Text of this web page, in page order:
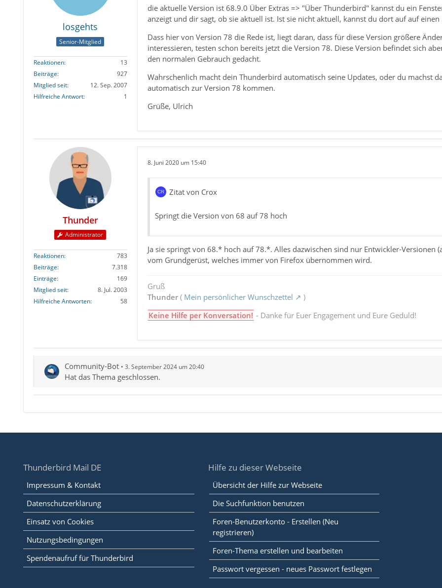
losgehts
Senior-Mitglied
Reaktionen
13
Beiträge
927
Mitglied seit
12. Sep. 2007
Hilfreiche Antwort
1
die aktuelle Version ist 68.9.0 Über Extras => "Über Thunderbird" kannst du ein
anzeigt und dir sagt, ob sie aktuell ist. Ist sie nicht aktuell, kannst du dort auf auf
Dass hier von Version 78 die Rede ist, liegt daran, dass für diese Version größere
interessieren, testen schon bereits jetzt die Version 78. Diese Version befindet sich
den normalen Gebrauch gedacht.
Wahrschenlich macht dein Thunderbird automatisch seine Updates, oder du machst
automatisch zur Version 78 kommen.
Grüße, Ulrich
Thunder
Administrator
Reaktionen
783
Beiträge
7.318
Einträge
169
Mitglied seit
8. Jul. 2003
Hilfreiche Antworten
58
8. Juni 2020 um 15:40
Zitat von Crox
Springt die Version von 68 auf 78 hoch
Ja sie springt von 68.* hoch auf 78.*. Alles dazwischen sind nur Entwickler-Versionen
vom Grundgerüst, welches immer von Firefox übernommen wird.
Gruß
Thunder( Mein persönlicher Wunschzettel
)
Keine Hilfe per Konversation! - Danke für Euer Engagement und Eure Geduld!
Community-Bot 3. September 2024 um 20:40
Hat das Thema geschlossen.
Thunderbird Mail DE
Impressum & Kontakt
Datenschutzerklärung
Einsatz von Cookies
Nutzungsbedingungen
Spendenaufruf für Thunderbird
Hilfe zu dieser Webseite
Übersicht der Hilfe zur Webseite
Die Suchfunktion benutzen
Foren-Benutzerkonto - Erstellen (Neu
registrieren)
Foren-Thema erstellen und bearbeiten
Passwort vergessen - neues Passwort festlegen